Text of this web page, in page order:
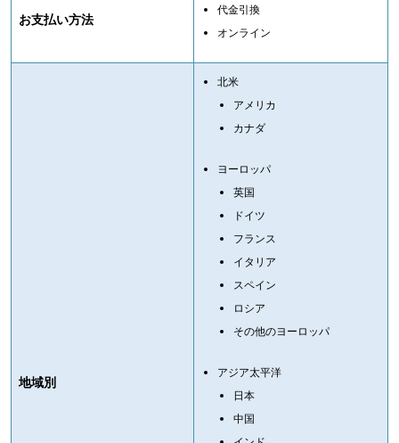
お支払い方法
代金引換
オンライン
地域別
北米
アメリカ
カナダ
ヨーロッパ
英国
ドイツ
フランス
イタリア
スペイン
ロシア
その他のヨーロッパ
アジア太平洋
日本
中国